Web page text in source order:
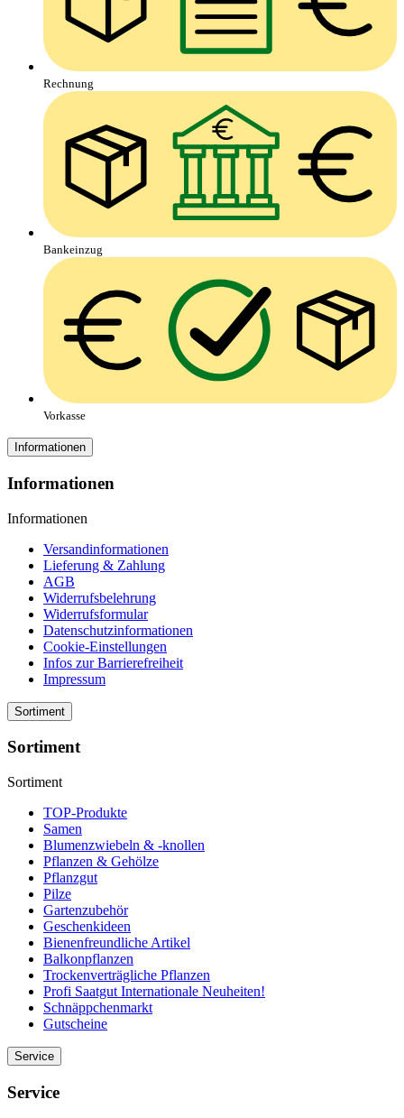
Rechnung
Bankeinzug
Vorkasse
Informationen
Informationen
Informationen
Versandinformationen
Lieferung & Zahlung
AGB
Widerrufsbelehrung
Widerrufsformular
Datenschutzinformationen
Cookie-Einstellungen
Infos zur Barrierefreiheit
Impressum
Sortiment
Sortiment
Sortiment
TOP-Produkte
Samen
Blumenzwiebeln & -knollen
Pflanzen & Gehölze
Pflanzgut
Pilze
Gartenzubehör
Geschenkideen
Bienenfreundliche Artikel
Balkonpflanzen
Trockenverträgliche Pflanzen
Profi Saatgut Internationale Neuheiten!
Schnäppchenmarkt
Gutscheine
Service
Service